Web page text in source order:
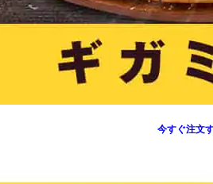
今すぐ注文